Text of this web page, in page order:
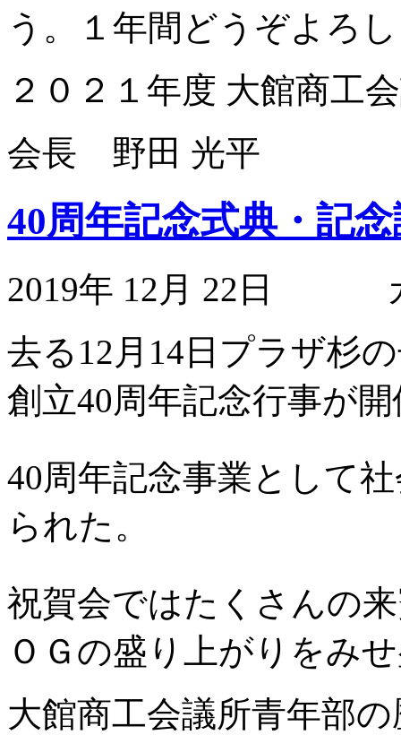
う。１年間どうぞよろ
２０２１年度 大館商工
会長 野田 光平
40周年記念式典・記
2019年 12月 22日
去る12月14日プラザ杉
創立40周年記念行事が
40周年記念事業として
られた。
祝賀会ではたくさんの
ＯＧの盛り上がりをみ
大館商工会議所青年部